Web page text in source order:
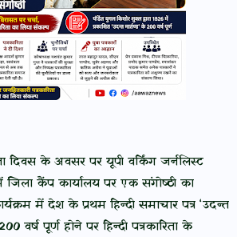
दिवस के अवसर पर यूपी वर्किंग जर्नलिस्ट
कैंप कार्यालय पर एक संगोष्ठी का
में देश के प्रथम हिन्दी समाचार पत्र ‘उदन्त
वर्ष पूर्ण होने पर हिन्दी पत्रकारिता के